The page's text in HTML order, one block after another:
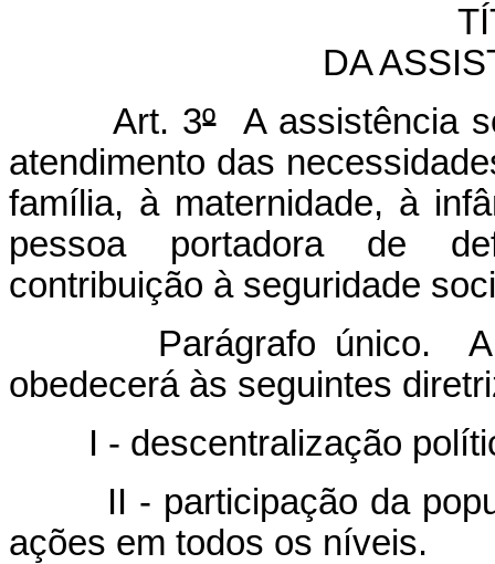
DA
Art. 3ºA assistência
atendimento das
família, à maternidade, à
pessoa portadora de
contribuição à seguridade
Parágrafo único.
obedecerá às seguintes
I - descentralização
II - participação da
ações em todos os níveis.